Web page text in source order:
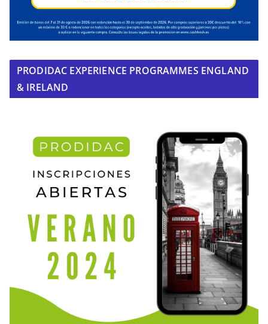
PRODIDAC EXPERIENCE PROGRAMMES ENGLAND
& IRELAND